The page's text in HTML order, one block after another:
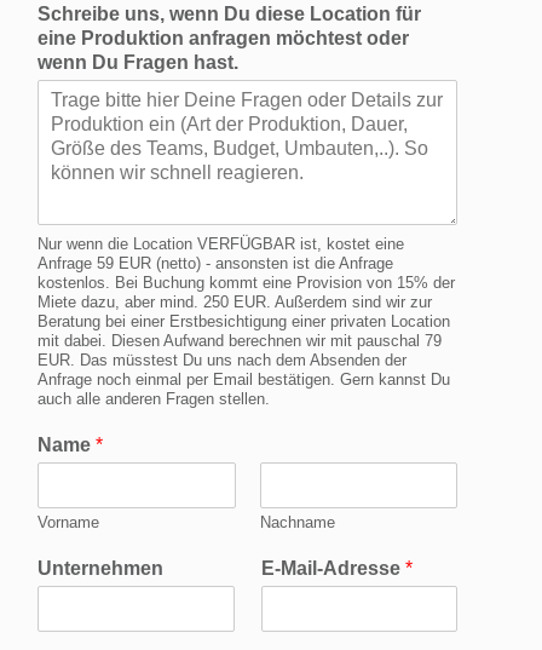
Schreibe uns, wenn Du diese Location für
eine Produktion anfragen möchtest oder
wenn Du Fragen hast.
Nur wenn die Location VERFÜGBAR ist, kostet eine
Anfrage 59 EUR (netto) - ansonsten ist die Anfrage
kostenlos. Bei Buchung kommt eine Provision von 15% der
Miete dazu, aber mind. 250 EUR. Außerdem sind wir zur
Beratung bei einer Erstbesichtigung einer privaten Location
mit dabei. Diesen Aufwand berechnen wir mit pauschal 79
EUR. Das müsstest Du uns nach dem Absenden der
Anfrage noch einmal per Email bestätigen. Gern kannst Du
auch alle anderen Fragen stellen.
Name *
Vorname Nachname
Unternehmen E-Mail-Adresse *